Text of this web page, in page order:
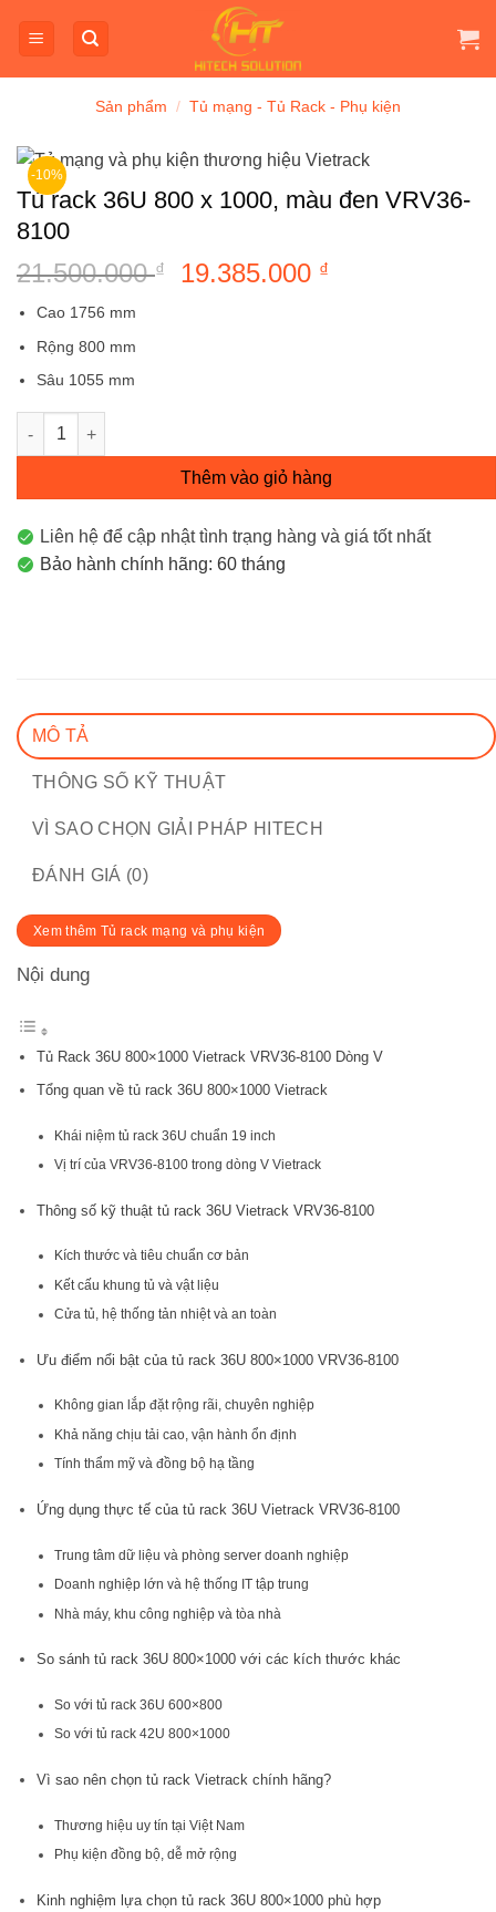
qua
Sản phẩm / Tủ mạng - Tủ Rack - Phụ kiện
-10%
Tủ rack 36U 800 x 1000, màu đen VRV36-
8100
21.500.000₫
Giá
19.385.000 ₫
Cao 1756 mm
Rộng 800 mm
Sâu 1055 mm
Tủ rack 36U 800 x 1000, màu đen VRV36-8100 số lượng
Thêm vào giỏ hàng
Liên hệ để cập nhật tình trạng hàng và giá tốt nhất
Bảo hành chính hãng: 60 tháng
MÔ TẢ
THÔNG SỐ KỸ THUẬT
VÌ SAO CHỌN GIẢI PHÁP HITECH
ĐÁNH GIÁ (0)
Xem thêm Tủ rack mạng và phụ kiện
Nội dung
Tủ Rack 36U 800×1000 Vietrack VRV36-8100 Dòng V
Tổng quan về tủ rack 36U 800×1000 Vietrack
Khái niệm tủ rack 36U chuẩn 19 inch
Vị trí của VRV36-8100 trong dòng V Vietrack
Thông số kỹ thuật tủ rack 36U Vietrack VRV36-8100
Kích thước và tiêu chuẩn cơ bản
Kết cấu khung tủ và vật liệu
Cửa tủ, hệ thống tản nhiệt và an toàn
Ưu điểm nổi bật của tủ rack 36U 800×1000 VRV36-8100
Không gian lắp đặt rộng rãi, chuyên nghiệp
Khả năng chịu tải cao, vận hành ổn định
Tính thẩm mỹ và đồng bộ hạ tầng
Ứng dụng thực tế của tủ rack 36U Vietrack VRV36-8100
Trung tâm dữ liệu và phòng server doanh nghiệp
Doanh nghiệp lớn và hệ thống IT tập trung
Nhà máy, khu công nghiệp và tòa nhà
So sánh tủ rack 36U 800×1000 với các kích thước khác
So với tủ rack 36U 600×800
So với tủ rack 42U 800×1000
Vì sao nên chọn tủ rack Vietrack chính hãng?
Thương hiệu uy tín tại Việt Nam
Phụ kiện đồng bộ, dễ mở rộng
Kinh nghiệm lựa chọn tủ rack 36U 800×1000 phù hợp